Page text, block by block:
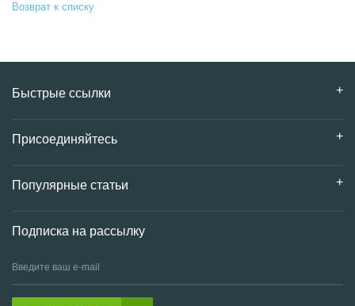
Возврат к списку
Быстрые ссылки
Присоединяйтесь
Популярные статьи
Подписка на рассылку